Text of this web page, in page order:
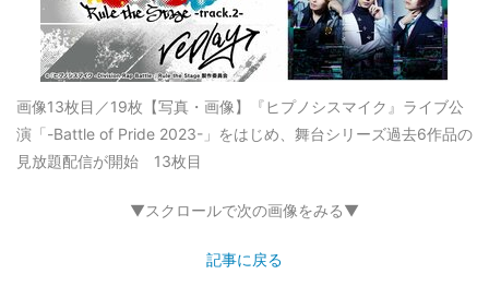
画像13枚目／19枚 【写真・画像】『ヒプノシスマイク』ライブ公
演「-Battle of Pride 2023-」をはじめ、舞台シリーズ過去6作品の
見放題配信が開始 13枚目
▼スクロールで次の画像をみる▼
記事に戻る